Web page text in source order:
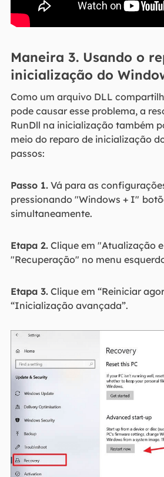
Maneira 3. Usando o
inicialização do
Como um arquivo DLL
pode causar esse problema, a
RunDll na inicialização também
meio do reparo de inicialização
passos:
Passo 1.Vá para as
pressionando "Windows + I"
simultaneamente.
Etapa 2.Clique em "Atualização
"Recuperação" no menu
Etapa 3.Clique em “Reiniciar
“Inicialização avançada”.